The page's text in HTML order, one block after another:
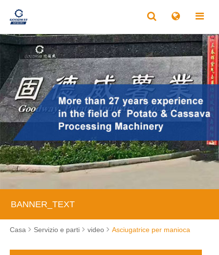
BANNER_TEXT
Casa Servizio e parti video Asciugatrice per manioca